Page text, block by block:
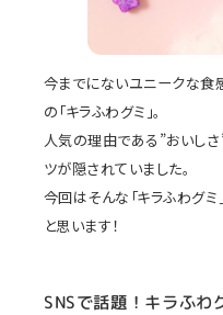
今までにないユニークな食
の「キラふわグミ」。
人気の理由である”おいし
ツが隠されていました。
今回はそんな「キラふわグ
と思います！
SNSで話題！キラふわ